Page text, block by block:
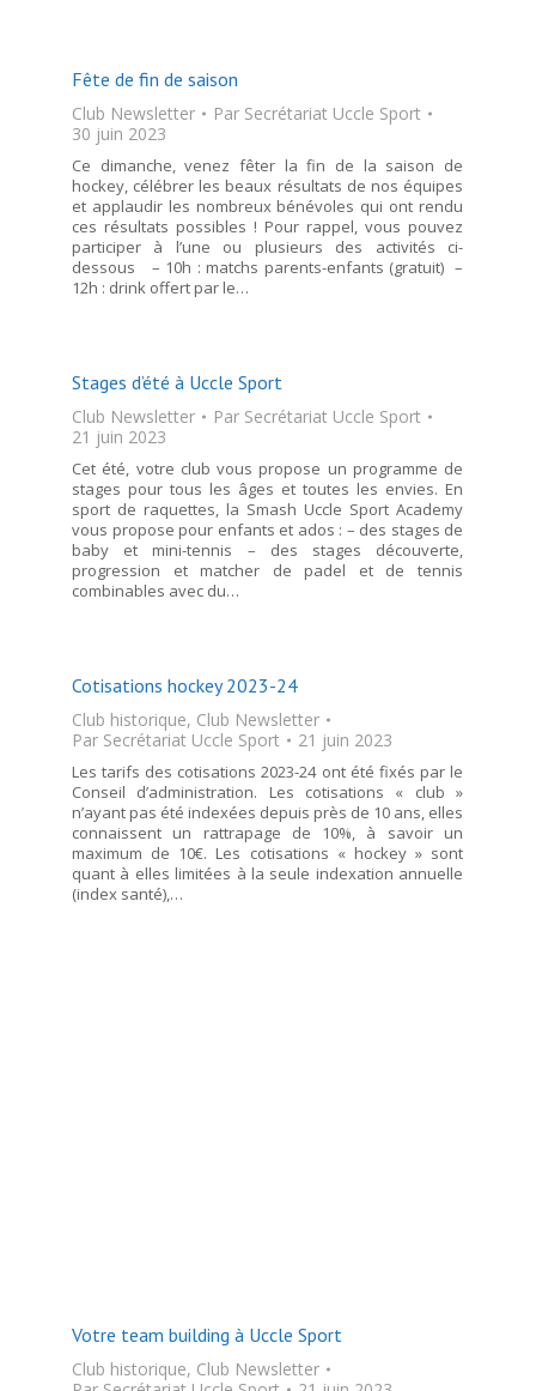
Fête de fin de saison
Club Newsletter Par Secrétariat Uccle Sport
30 juin 2023
Ce dimanche, venez fêter la fin de la saison de
hockey, célébrer les beaux résultats de nos équipes
et applaudir les nombreux bénévoles qui ont rendu
ces résultats possibles ! Pour rappel, vous pouvez
participer à l’une ou plusieurs des activités ci-
dessous – 10h : matchs parents-enfants (gratuit) –
12h : drink offert par le…
Stages d’été à Uccle Sport
Club Newsletter Par Secrétariat Uccle Sport
21 juin 2023
Cet été, votre club vous propose un programme de
stages pour tous les âges et toutes les envies. En
sport de raquettes, la Smash Uccle Sport Academy
vous propose pour enfants et ados : – des stages de
baby et mini-tennis – des stages découverte,
progression et matcher de padel et de tennis
combinables avec du…
Cotisations hockey 2023-24
Club historique, Club Newsletter
Par Secrétariat Uccle Sport 21 juin 2023
Les tarifs des cotisations 2023-24 ont été fixés par le
Conseil d’administration. Les cotisations « club »
n’ayant pas été indexées depuis près de 10 ans, elles
connaissent un rattrapage de 10%, à savoir un
maximum de 10€. Les cotisations « hockey » sont
quant à elles limitées à la seule indexation annuelle
(index santé),…
Votre team building à Uccle Sport
Club historique, Club Newsletter